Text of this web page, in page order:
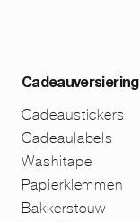
Cadeauversiering
Cadeaustickers
Cadeaulabels
Washitape
Papierklemmen
Bakkerstouw